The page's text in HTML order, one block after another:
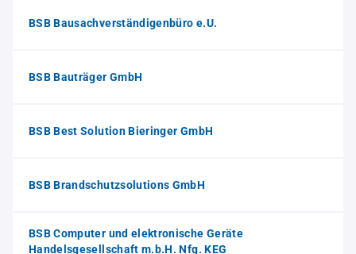
BSB Bausachverständigenbüro e.U.
BSB Bauträger GmbH
BSB Best Solution Bieringer GmbH
BSB Brandschutzsolutions GmbH
BSB Computer und elektronische Geräte
Handelsgesellschaft m.b.H. Nfg. KEG